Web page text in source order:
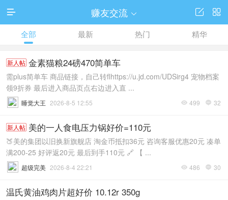
 赚友交流  

全部 最新 热门 精华
新人帖 金素猫粮24磅470简单车
需plus简单车 商品链接，自己转flhttps://u.jd.com/UDSirg4 宠物档案
领9折券 最后进入商品页点右边进入直 ...
 499  32
睡觉大王 2026-8-5 12:55
新人帖 美的一人食电压力锅好价=110元
🍑美的集团以旧换新旗舰店 淘金币抵扣36元 咨询客服优惠20元 凑单
满200-25 好评返20元 最后到手110元 🔗 【 ...
 486  30
超级完美 2026-8-4 22:21
温氏黄油鸡肉片超好价 10.12r 350g